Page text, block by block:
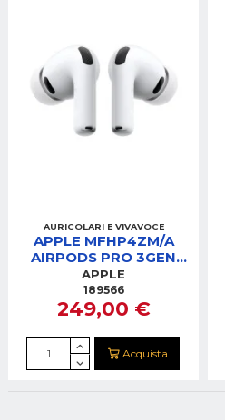
AURICOLARI E VIVAVOCE
APPLE MFHP4ZM/A
AIRPODS PRO 3GEN
AURICOLARI WIRELESS
NC CUST.MAGSAFE
APPLE
189566
249,00 €
Acquista